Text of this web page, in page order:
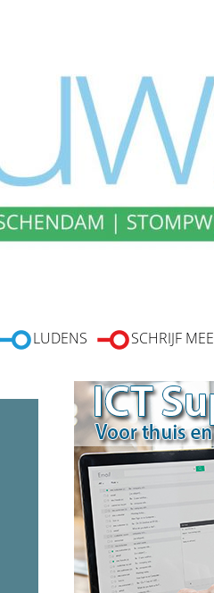
LUDENS SCHRIJF MEE